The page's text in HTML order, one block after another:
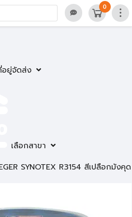
อยู่จัดส่ง
เลือกสาขา
0
SYNOTEX R3154 สีเปลือกมังคุด